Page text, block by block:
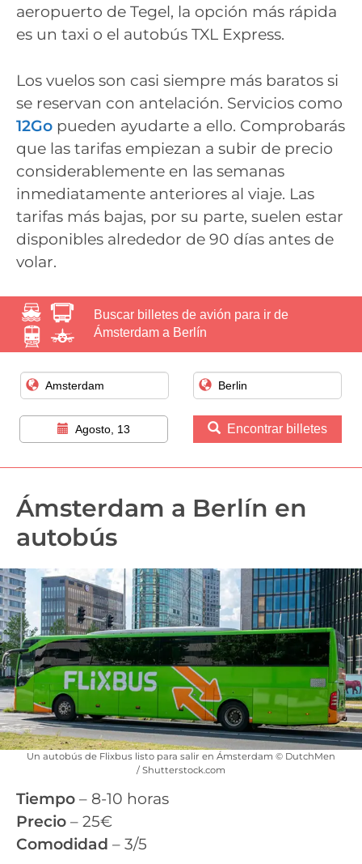
aeropuerto de Tegel, la opción más rápida
es un taxi o el autobús TXL Express.
Los vuelos son casi siempre más baratos si
se reservan con antelación. Servicios como
12Go pueden ayudarte a ello. Comprobarás
que las tarifas empiezan a subir de precio
considerablemente en las semanas
inmediatamente anteriores al viaje. Las
tarifas más bajas, por su parte, suelen estar
disponibles alrededor de 90 días antes de
volar.
Buscar billetes de avión para ir de
Ámsterdam a Berlín
Agosto, 13 Encontrar billetes
Ámsterdam a Berlín en
autobús
Un autobús de Flixbus listo para salir en Ámsterdam © DutchMen
/ Shutterstock.com
Tiempo – 8-10 horas
Precio – 25€
Comodidad – 3/5